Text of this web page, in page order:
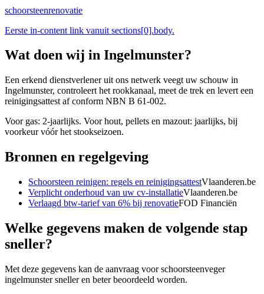
schoorsteenrenovatie
Eerste in-content link vanuit sections[0].body.
Wat doen wij in Ingelmunster?
Een erkend dienstverlener uit ons netwerk veegt uw schouw in
Ingelmunster, controleert het rookkanaal, meet de trek en levert een
reinigingsattest af conform NBN B 61-002.
Voor gas: 2-jaarlijks. Voor hout, pellets en mazout: jaarlijks, bij
voorkeur vóór het stookseizoen.
Bronnen en regelgeving
Schoorsteen reinigen: regels en reinigingsattestVlaanderen.be
Verplicht onderhoud van uw cv-installatieVlaanderen.be
Verlaagd btw-tarief van 6% bij renovatieFOD Financiën
Welke gegevens maken de volgende stap
sneller?
Met deze gegevens kan de aanvraag voorschoorsteenveger
ingelmunstersneller en beter beoordeeld worden.